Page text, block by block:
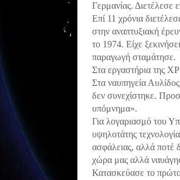
Γερμανίας. Διετέλεσε
Επί 11 χρόνια
στην αναπτυξιακή
το 1974. Είχε
παραγωγή σταμάτησε.
Στα εργαστήρια της
Στα ναυπηγεία
δεν συνεχίστηκε.
υπόμνημα».
Για λογαριασμό του
υψηλοτάτης
ασφάλειας, αλλά ποτέ
χώρα μας αλλά
Κατασκεύασε το